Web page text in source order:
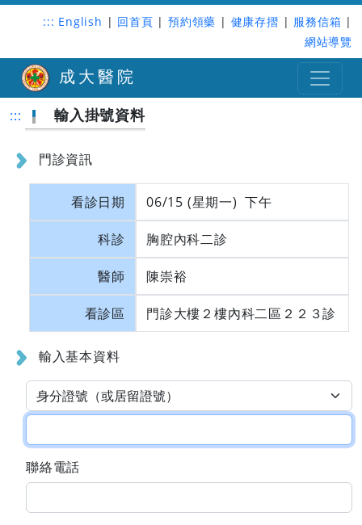
::: English | 回首頁 | 預約領藥 | 健康存摺 | 服務信箱 |
網站導覽
成大醫院
::: 輸入掛號資料
門診資訊
看診日期 06/15 (星期一) 下午
科診 胸腔內科二診
醫師 陳崇裕
看診區 門診大樓２樓內科二區２２３診
輸入基本資料
聯絡電話